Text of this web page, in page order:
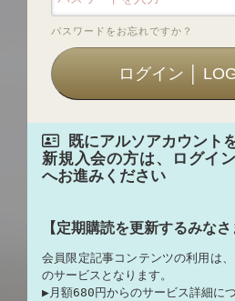
パスワードをお忘れですか？
既にアルソアカウント
新規入会の方は、ログイ
へお進みください
【定期購読を更新するみなさ
会員限定記事コンテンツの利用は
のサービスとなります。
▶︎月額680円からのサービス詳細に